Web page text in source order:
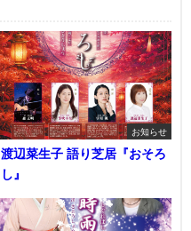
お知らせ
渡辺菜生子 語り芝居『おそろ
し』